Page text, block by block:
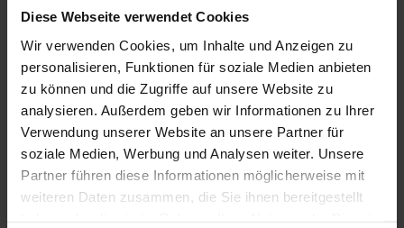
Diese Webseite verwendet Cookies
Wir verwenden Cookies, um Inhalte und Anzeigen zu
personalisieren, Funktionen für soziale Medien anbieten
zu können und die Zugriffe auf unsere Website zu
analysieren. Außerdem geben wir Informationen zu Ihrer
Verwendung unserer Website an unsere Partner für
soziale Medien, Werbung und Analysen weiter. Unsere
Partner führen diese Informationen möglicherweise mit
weiteren Daten zusammen, die Sie ihnen bereitgestellt
Projektsteuerung und Projektleitung
Begleitende Kontrolle
Baulogistik
Kooperationsmanagement
Vergabe und Vertragsmanagement
Consulting
Integrale Beratung
ESG und EU-Taxonomie Beratung
Technische Due Diligence
Gebäudezertifizierung
Gutachten